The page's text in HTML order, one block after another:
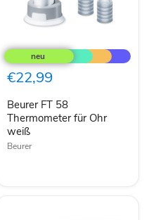
FT
58
Thermometer
für
weiß
€22,99
Beurer FT 58
Thermometer für Ohr
weiß
Beurer